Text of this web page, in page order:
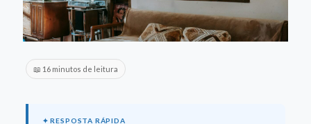
📖 16 minutos de leitura